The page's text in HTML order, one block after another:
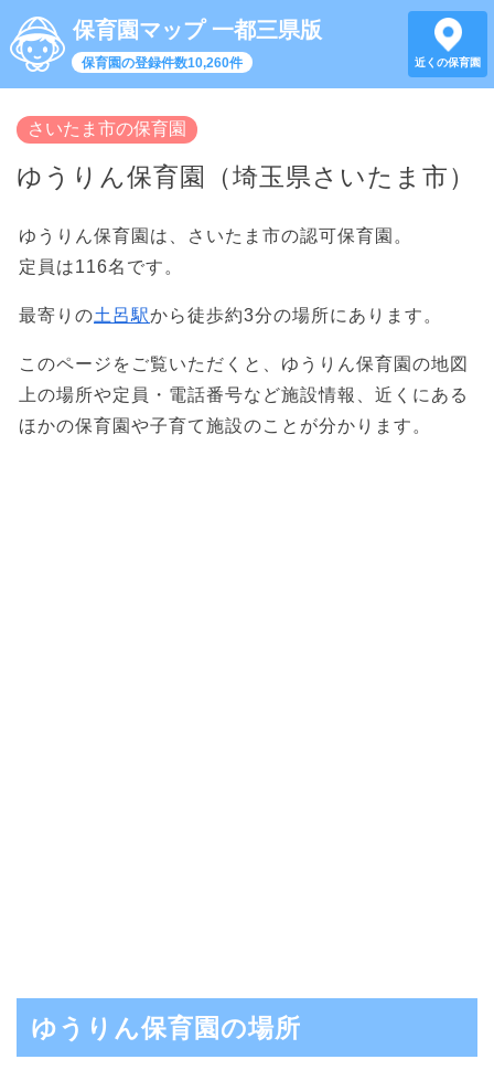
保育園マップ 一都三県版
保育園の登録件数10,260件 近くの保育園
さいたま市の保育園
ゆうりん保育園（埼玉県さいたま市）
ゆうりん保育園は、さいたま市の認可保育園。
定員は116名です。
最寄りの土呂駅から徒歩約3分の場所にあります。
このページをご覧いただくと、ゆうりん保育園の地図
上の場所や定員・電話番号など施設情報、近くにある
ほかの保育園や子育て施設のことが分かります。
ゆうりん保育園の場所